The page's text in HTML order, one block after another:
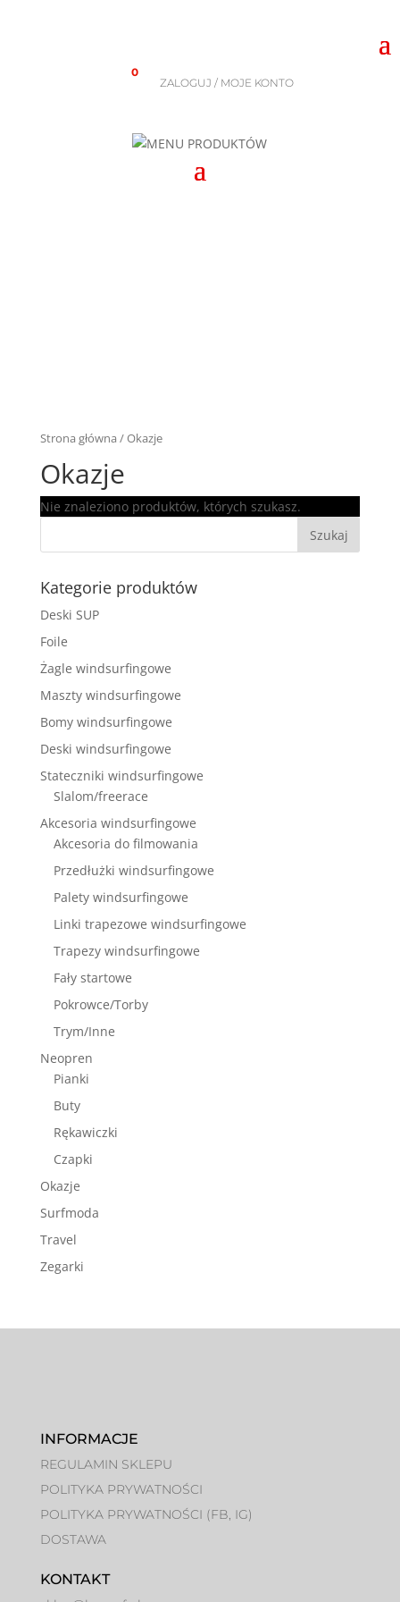
0
ZALOGUJ / MOJE KONTO
Strona główna / Okazje
Okazje
Nie znaleziono produktów, których szukasz.
Kategorie produktów
Deski SUP
Foile
Żagle windsurfingowe
Maszty windsurfingowe
Bomy windsurfingowe
Deski windsurfingowe
Stateczniki windsurfingowe
Slalom/freerace
Akcesoria windsurfingowe
Akcesoria do filmowania
Przedłużki windsurfingowe
Palety windsurfingowe
Linki trapezowe windsurfingowe
Trapezy windsurfingowe
Fały startowe
Pokrowce/Torby
Trym/Inne
Neopren
Pianki
Buty
Rękawiczki
Czapki
Okazje
Surfmoda
Travel
Zegarki
INFORMACJE
REGULAMIN SKLEPU
POLITYKA PRYWATNOŚCI
POLITYKA PRYWATNOŚCI (FB, IG)
DOSTAWA
KONTAKT